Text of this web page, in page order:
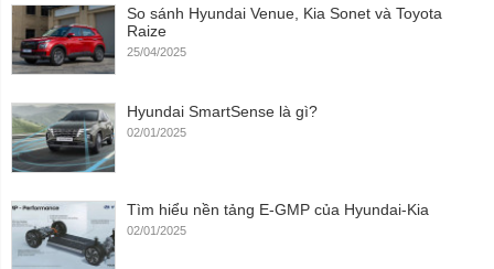
So sánh Hyundai Venue, Kia Sonet và Toyota
Raize
25/04/2025
Hyundai SmartSense là gì?
02/01/2025
Tìm hiểu nền tảng E-GMP của Hyundai-Kia
02/01/2025